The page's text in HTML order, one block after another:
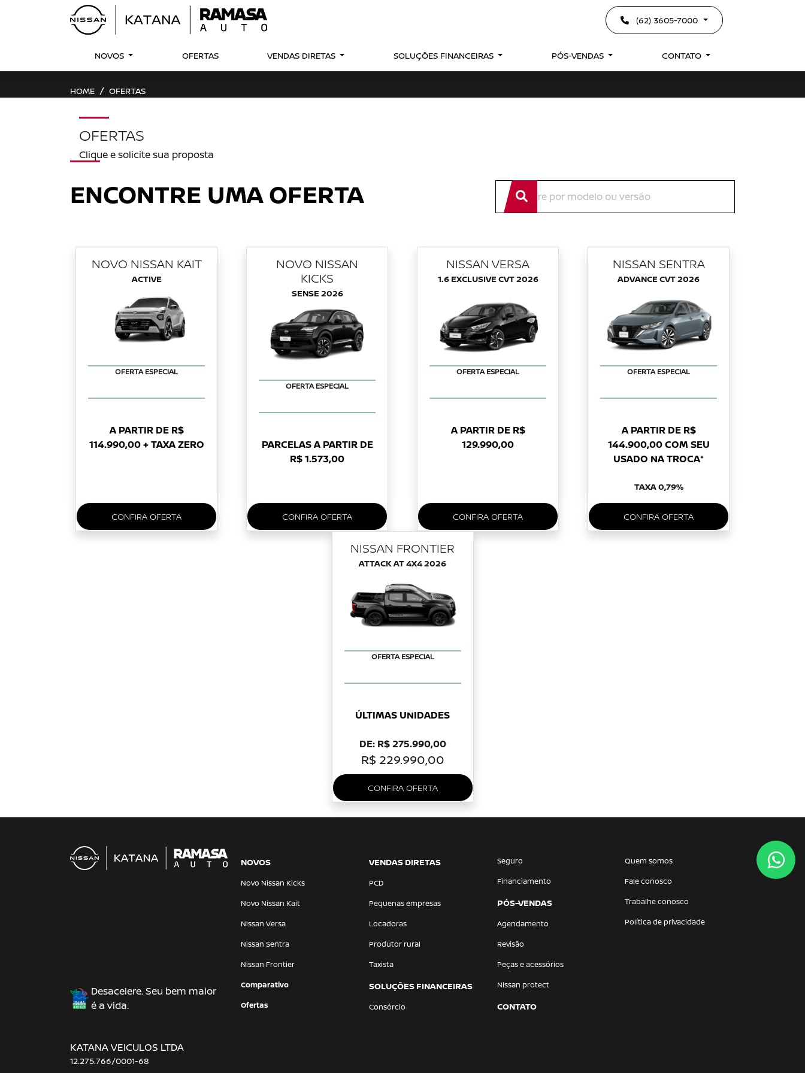
(62) 3605-7000
NOVOS OFERTAS VENDAS DIRETAS SOLUÇÕES FINANCEIRAS PÓS-VENDAS CONTATO
HOME OFERTAS
OFERTAS
Clique e solicite sua proposta
ENCONTRE UMA OFERTA
NOVO NISSAN KAIT
ACTIVE
OFERTA ESPECIAL
A PARTIR DE R$
114.990,00 + TAXA ZERO
CONFIRA OFERTA
NOVO NISSAN
KICKS
SENSE 2026
OFERTA ESPECIAL
PARCELAS A PARTIR DE
R$ 1.573,00
CONFIRA OFERTA
NISSAN VERSA
1.6 EXCLUSIVE CVT 2026
OFERTA ESPECIAL
A PARTIR DE R$
129.990,00
CONFIRA OFERTA
NISSAN SENTRA
ADVANCE CVT 2026
OFERTA ESPECIAL
A PARTIR DE R$
144.900,00 COM SEU
USADO NA TROCA*
TAXA 0,79%
CONFIRA OFERTA
NISSAN FRONTIER
ATTACK AT 4X4 2026
OFERTA ESPECIAL
ÚLTIMAS UNIDADES
DE: R$ 275.990,00
R$ 229.990,00
CONFIRA OFERTA
Desacelere. Seu bem maior
é a vida.
NOVOS
Novo Nissan Kicks
Novo Nissan Kait
Nissan Versa
Nissan Sentra
Nissan Frontier
Comparativo
Ofertas
VENDAS DIRETAS
PCD
Pequenas empresas
Locadoras
Produtor rural
Taxista
SOLUÇÕES FINANCEIRAS
Consórcio
Seguro
Financiamento
PÓS-VENDAS
Agendamento
Revisão
Peças e acessórios
Nissan protect
CONTATO
Quem somos
Fale conosco
Trabalhe conosco
Política de privacidade
KATANA VEICULOS LTDA
12.275.766/0001-68